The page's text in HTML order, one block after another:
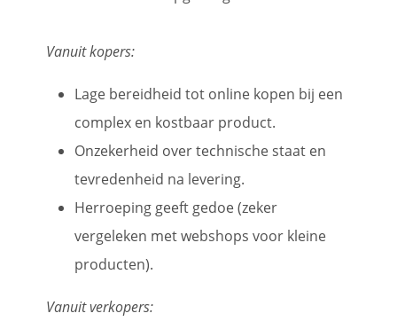
Vanuit kopers:
Lage bereidheid tot online kopen bij een
complex en kostbaar product.
Onzekerheid over technische staat en
tevredenheid na levering.
Herroeping geeft gedoe (zeker
vergeleken met webshops voor kleine
producten).
Vanuit verkopers: